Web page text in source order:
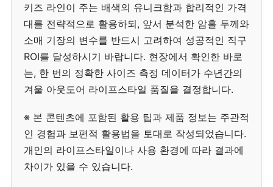
키즈 라인이 주는 배색의 유니크함과 합리적인 가격
대를 전략적으로 활용하되, 앞서 분석한 암홀 두께와
소매 기장의 변수를 반드시 고려하여 성공적인 직구
ROI를 달성하시기 바랍니다. 현장에서 확인한 바로
는, 한 번의 정확한 사이즈 측정 데이터가 수년간의
겨울 아웃도어 라이프스타일 품질을 결정합니다.
※ 본 콘텐츠에 포함된 활용 팁과 제품 정보는 주관적
인 경험과 보편적 활용법을 토대로 작성되었습니다.
개인의 라이프스타일이나 사용 환경에 따라 결과에
차이가 있을 수 있습니다.